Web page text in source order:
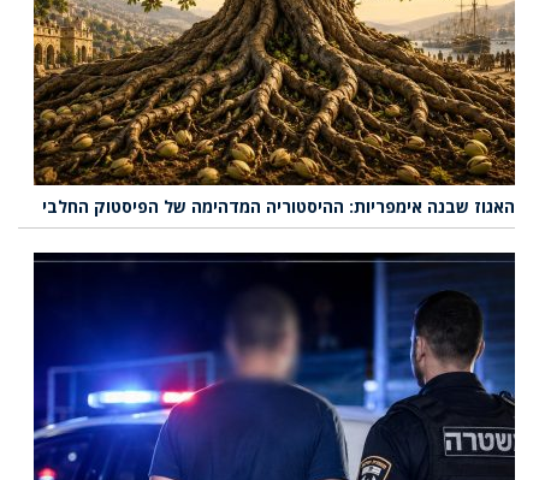
האגוז שבנה אימפריות: ההיסטוריה המדהימה של הפיסטוק החלבי